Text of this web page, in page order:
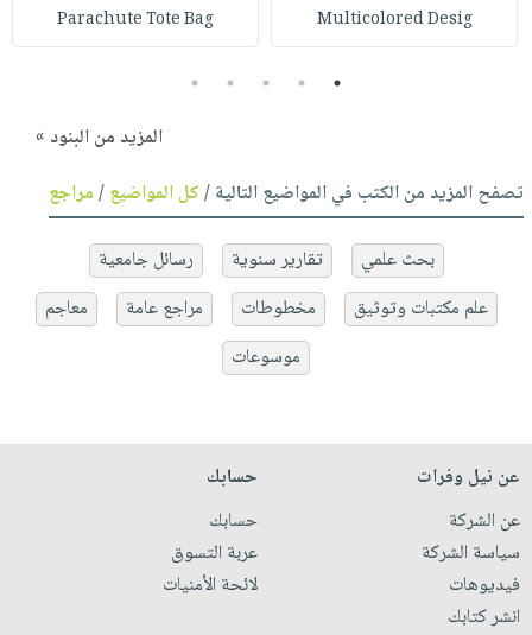
Multicolored Desig
Parachute Tote Bag
1
2
3
4
5
المزيد من البنود »
تصفح المزيد من الكتب في المواضيع التالية /كل المواضيع/مراجع
بحث علمي تقارير سنوية
رسائل جامعية
علم مكتبات وتوثيق
مخطوطات مراجع عامة
معاجم
موسوعات
عن نيل وفرات
عن الشركة
سياسة الشركة
فيديوهات
انشر كتابك
حسابك
حسابك
عربة التسوق
لائحة الأمنيات